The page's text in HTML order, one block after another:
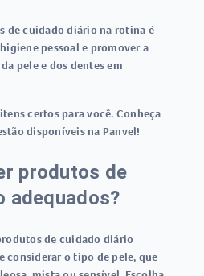
de cuidado diário na rotina é
pessoal e promover a
pele e dos dentes em
certos para você. Conheça
disponíveis na Panvel!
produtos de
adequados?
de cuidado diário
considerar o tipo de pele, que